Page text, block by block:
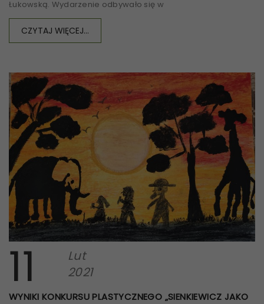
Łukowską. Wydarzenie odbywało się w
CZYTAJ WIĘCEJ...
11
Lut
2021
WYNIKI KONKURSU PLASTYCZNEGO „SIENKIEWICZ JAKO